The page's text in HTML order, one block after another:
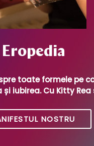
Eropedia
toate formele pe
iubirea. Cu Kitty Rea
NOSTRU